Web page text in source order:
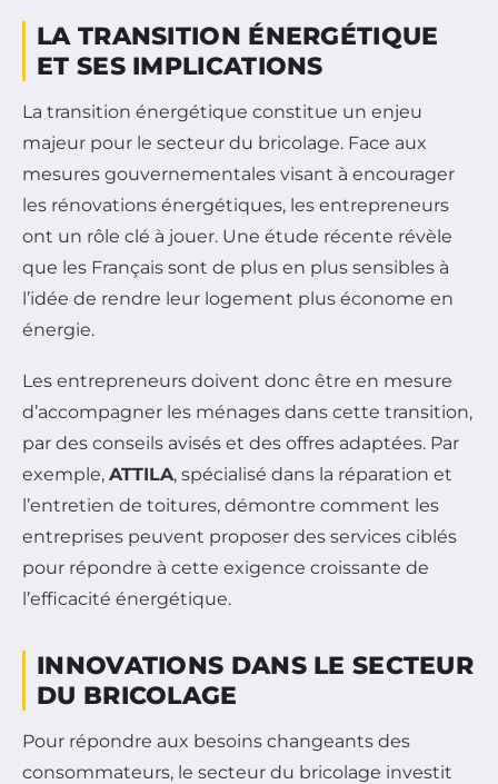
LA TRANSITION ÉNERGÉTIQUE
ET SES IMPLICATIONS
La transition énergétique constitue un enjeu
majeur pour le secteur du bricolage. Face aux
mesures gouvernementales visant à encourager
les rénovations énergétiques, les entrepreneurs
ont un rôle clé à jouer. Une étude récente révèle
que les Français sont de plus en plus sensibles à
l’idée de rendre leur logement plus économe en
énergie.
Les entrepreneurs doivent donc être en mesure
d’accompagner les ménages dans cette transition,
par des conseils avisés et des offres adaptées. Par
exemple, ATTILA, spécialisé dans la réparation et
l’entretien de toitures, démontre comment les
entreprises peuvent proposer des services ciblés
pour répondre à cette exigence croissante de
l’efficacité énergétique.
INNOVATIONS DANS LE SECTEUR
DU BRICOLAGE
Pour répondre aux besoins changeants des
consommateurs, le secteur du bricolage investit